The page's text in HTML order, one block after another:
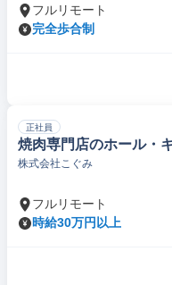
フルリモート
完全歩合制
正社員
焼肉専門店のホール・
株式会社こぐみ
フルリモート
時給30万円以上